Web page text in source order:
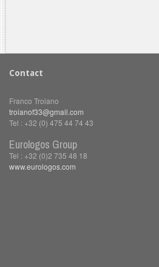
Contact
Franco Troiano
troianof33@gmail.com
Tel : +32 (0) 475 44 74 43
Eurologos Group
Tel : +32 (0)2 735 48 18
www.eurologos.com